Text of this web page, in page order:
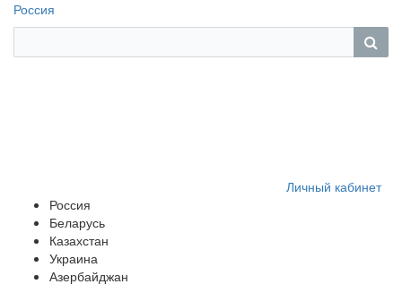
Россия
Личный кабинет
Россия
Беларусь
Казахстан
Украина
Азербайджан